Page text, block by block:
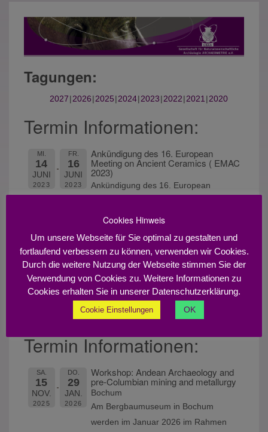
Tagungen:
2027 2026 2025 2024 2023 2022 2021 2020
Termin Informationen:
MI.
14
JUNI
2023
FR.
16
JUNI
2023
Ankündigung des 16. European
Meeting on Ancient Ceramics ( EMAC
2023)
Ankündigung des 16. European
2023) in Pisa vom 14-16 Juni 2023,
verbunden mit einer EMAC School vom
12 - 13. Juni 2023:
http://www.emac2023.it
Workshops:
Termin Informationen:
SA.
15
NOV.
2025
DO.
29
JAN.
2026
Workshop: Andean Archaeology and
pre-Columbian mining and metallurgy
Bochum
Am Bergbaumuseum in Bochum
werden im Januar 2026 im Rahmen
Cookies Hinweis
Um unsere Webseite für Sie optimal zu gestalten und
fortlaufend verbessern zu können, verwenden wir Cookies.
Durch die weitere Nutzung der Webseite stimmen Sie der
Verwendung von Cookies zu. Weitere Informationen zu
Cookies erhalten Sie in unserer Datenschutzerklärung.
Cookie Einstellungen OK